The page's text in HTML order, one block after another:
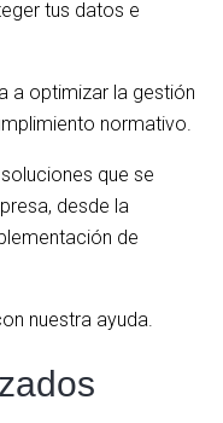
tus datos e
a optimizar la gestión
normativo.
que se
desde la
de
nuestra ayuda.